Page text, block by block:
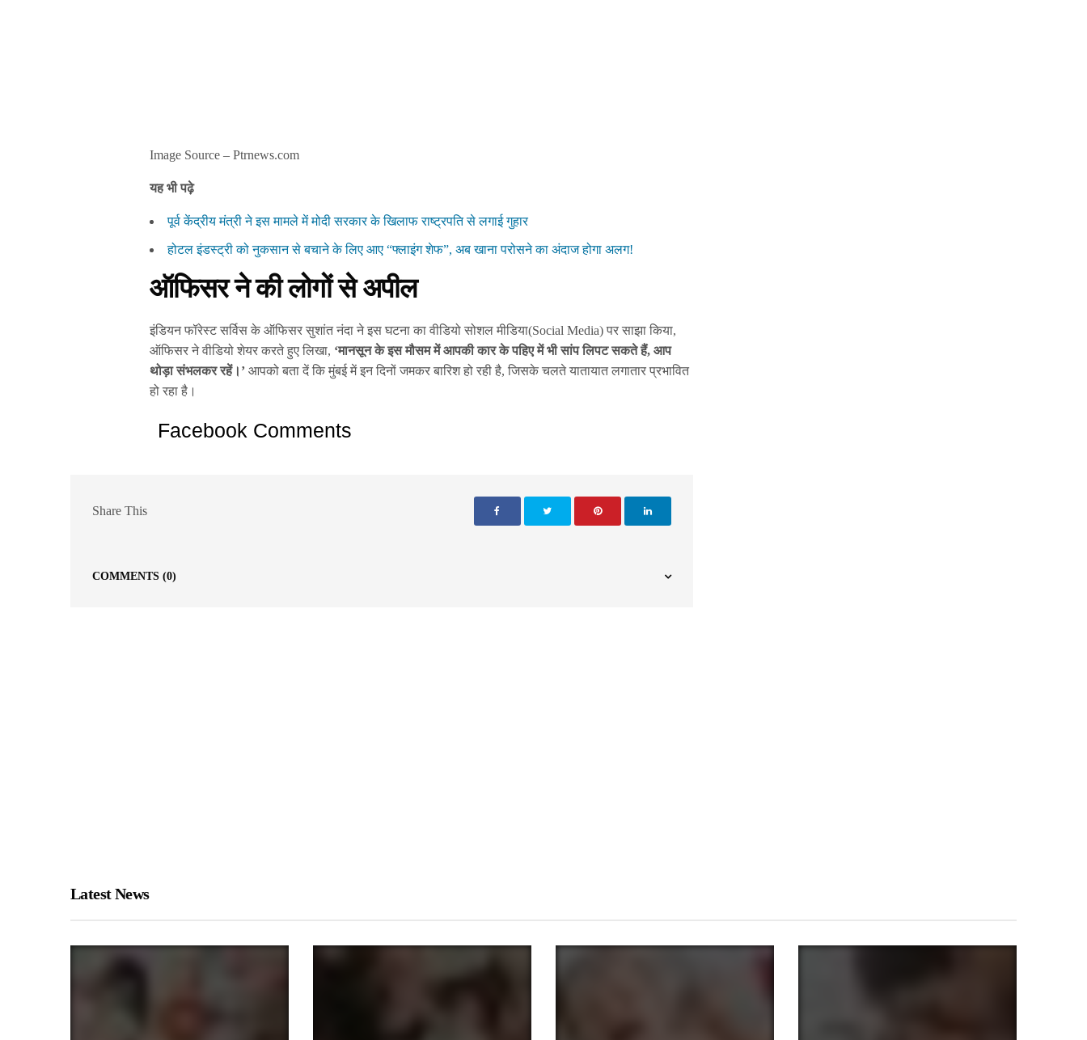
Image Source – Ptrnews.com
यह भी पढ़े
पूर्व केंद्रीय मंत्री ने इस मामले में मोदी सरकार के खिलाफ राष्ट्रपति से लगाई गुहार
होटल इंडस्ट्री को नुकसान से बचाने के लिए आए “फ्लाइंग शेफ”, अब खाना परोसने का अंदाज होगा अलग!
ऑफिसर ने की लोगों से अपील
इंडियन फॉरेस्ट सर्विस के ऑफिसर सुशांत नंदा ने इस घटना का वीडियो सोशल मीडिया(Social Media) पर साझा किया,
ऑफिसर ने वीडियो शेयर करते हुए लिखा, ‘मानसून के इस मौसम में आपकी कार के पहिए में भी सांप लिपट सकते हैं, आप
थोड़ा संभलकर रहें।’ आपको बता दें कि मुंबई में इन दिनों जमकर बारिश हो रही है, जिसके चलते यातायात लगातार प्रभावित
हो रहा है।
Facebook Comments
Share This
COMMENTS (0)
Latest News